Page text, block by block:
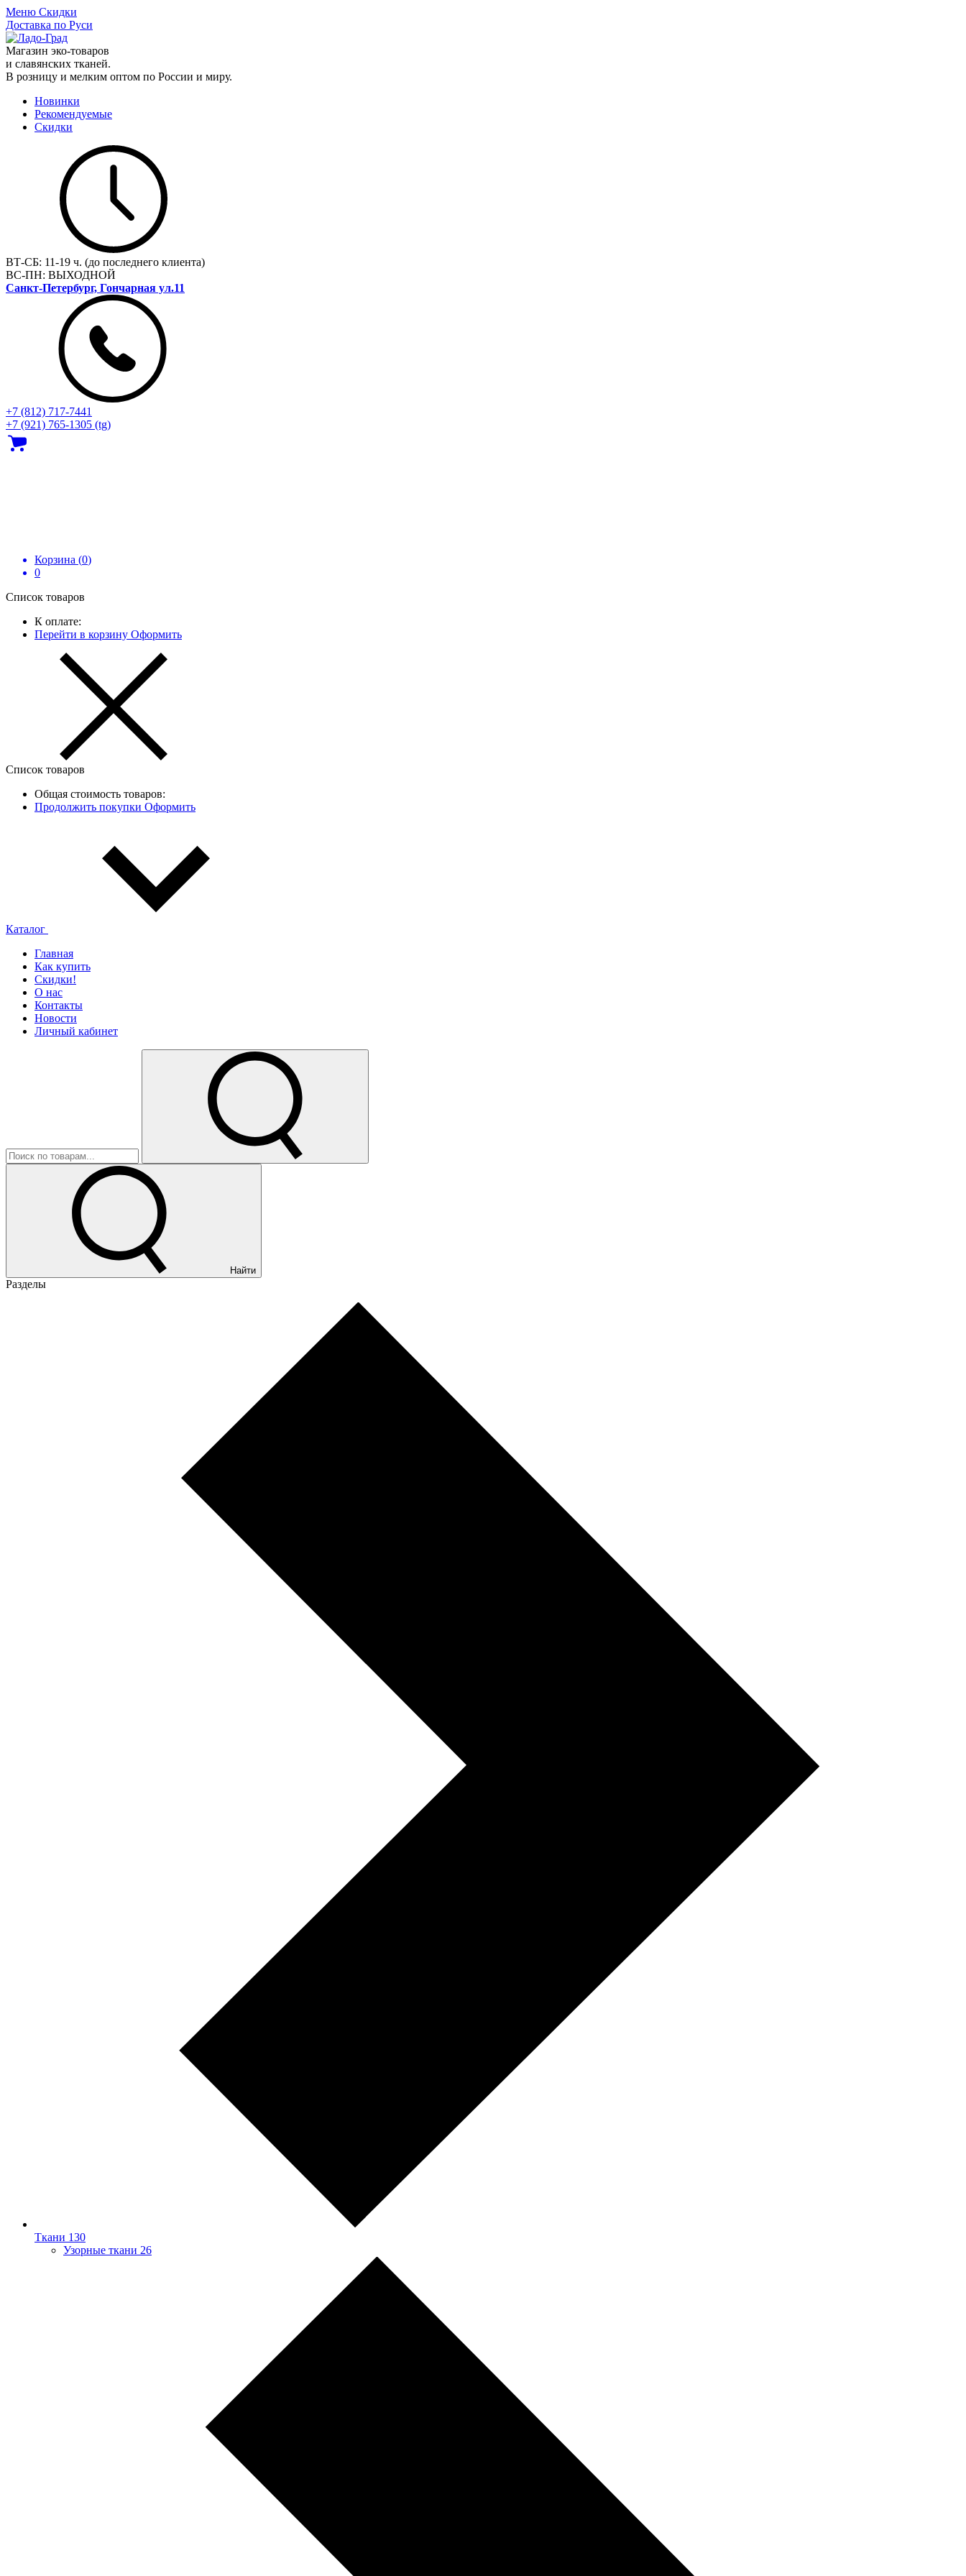
Меню Скидки
Доставка по Руси
Магазин эко-товаров
и славянских тканей.
В розницу и мелким оптом по России и миру.
Новинки
Рекомендуемые
Скидки
ВТ-СБ: 11-19 ч. (до последнего клиента)
ВС-ПН: ВЫХОДНОЙ
Санкт-Петербург, Гончарная ул.11
+7 (812) 717‑7441
+7 (921) 765-1305 (tg)
Корзина (0)
0
Список товаров
К оплате:
Перейти в корзину Оформить
Список товаров
Общая стоимость товаров:
Продолжить покупки Оформить
Каталог
Главная
Как купить
Скидки!
О нас
Контакты
Новости
Личный кабинет
Найти
Разделы
Ткани 130
Узорные ткани 26